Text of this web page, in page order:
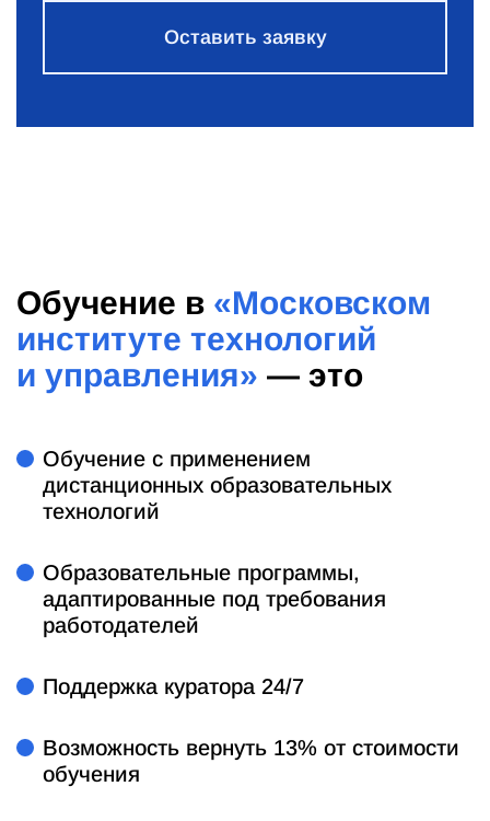
Оставить заявку
Обучение в «Московском
институте технологий
и управления» — это
Обучение с применением
дистанционных образовательных
технологий
Образовательные программы,
адаптированные под требования
работодателей
Поддержка куратора 24/7
Возможность вернуть 13% от стоимости
обучения